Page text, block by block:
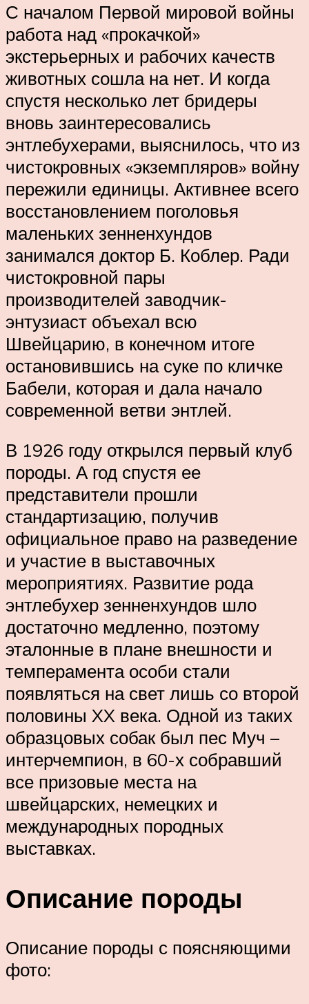
С началом Первой мировой войны
работа над «прокачкой»
экстерьерных и рабочих качеств
животных сошла на нет. И когда
спустя несколько лет бридеры
вновь заинтересовались
энтлебухерами, выяснилось, что из
чистокровных «экземпляров» войну
пережили единицы. Активнее всего
восстановлением поголовья
маленьких зенненхундов
занимался доктор Б. Коблер. Ради
чистокровной пары
производителей заводчик-
энтузиаст объехал всю
Швейцарию, в конечном итоге
остановившись на суке по кличке
Бабели, которая и дала начало
современной ветви энтлей.
В 1926 году открылся первый клуб
породы. А год спустя ее
представители прошли
стандартизацию, получив
официальное право на разведение
и участие в выставочных
мероприятиях. Развитие рода
энтлебухер зенненхундов шло
достаточно медленно, поэтому
эталонные в плане внешности и
темперамента особи стали
появляться на свет лишь со второй
половины XX века. Одной из таких
образцовых собак был пес Муч –
интерчемпион, в 60-х собравший
все призовые места на
швейцарских, немецких и
международных породных
выставках.
Описание породы
Описание породы с поясняющими
фото: